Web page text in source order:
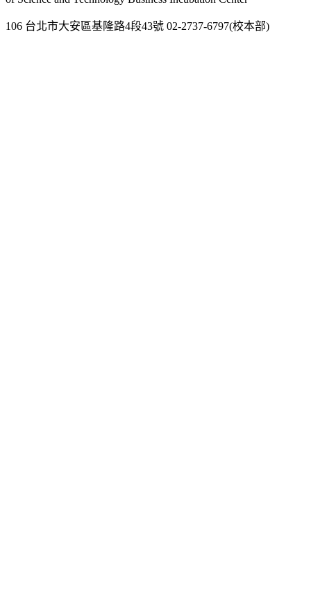
106 台北市大安區基隆路4段43號 02-2737-6797(校本部)